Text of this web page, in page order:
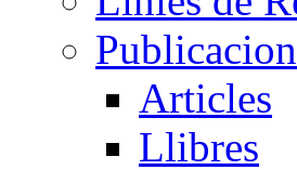
Articles
Llibres